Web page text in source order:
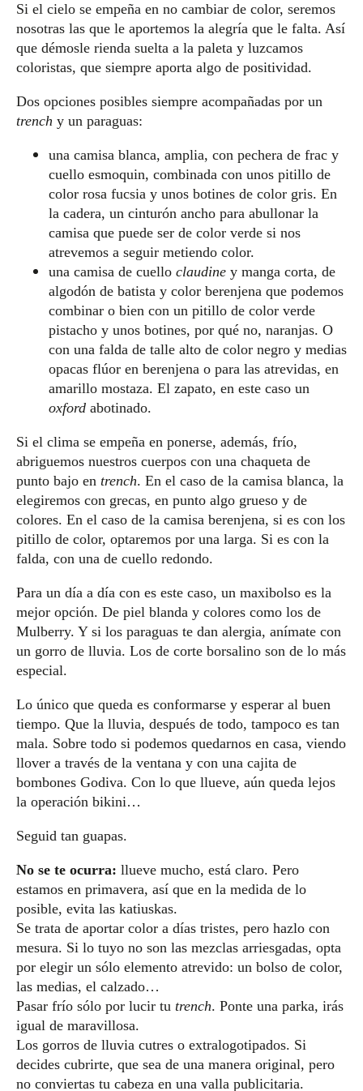
Si el cielo se empeña en no cambiar de color, seremos
nosotras las que le aportemos la alegría que le falta. Así
que démosle rienda suelta a la paleta y luzcamos
coloristas, que siempre aporta algo de positividad.
Dos opciones posibles siempre acompañadas por un
trench y un paraguas:
una camisa blanca, amplia, con pechera de frac y
cuello esmoquin, combinada con unos pitillo de
color rosa fucsia y unos botines de color gris. En
la cadera, un cinturón ancho para abullonar la
camisa que puede ser de color verde si nos
atrevemos a seguir metiendo color.
una camisa de cuello claudine y manga corta, de
algodón de batista y color berenjena que podemos
combinar o bien con un pitillo de color verde
pistacho y unos botines, por qué no, naranjas. O
con una falda de talle alto de color negro y medias
opacas flúor en berenjena o para las atrevidas, en
amarillo mostaza. El zapato, en este caso un
oxford abotinado.
Si el clima se empeña en ponerse, además, frío,
abriguemos nuestros cuerpos con una chaqueta de
punto bajo en trench. En el caso de la camisa blanca, la
elegiremos con grecas, en punto algo grueso y de
colores. En el caso de la camisa berenjena, si es con los
pitillo de color, optaremos por una larga. Si es con la
falda, con una de cuello redondo.
Para un día a día con es este caso, un maxibolso es la
mejor opción. De piel blanda y colores como los de
Mulberry. Y si los paraguas te dan alergia, anímate con
un gorro de lluvia. Los de corte borsalino son de lo más
especial.
Lo único que queda es conformarse y esperar al buen
tiempo. Que la lluvia, después de todo, tampoco es tan
mala. Sobre todo si podemos quedarnos en casa, viendo
llover a través de la ventana y con una cajita de
bombones Godiva. Con lo que llueve, aún queda lejos
la operación bikini…
Seguid tan guapas.
No se te ocurra: llueve mucho, está claro. Pero
estamos en primavera, así que en la medida de lo
posible, evita las katiuskas.
Se trata de aportar color a días tristes, pero hazlo con
mesura. Si lo tuyo no son las mezclas arriesgadas, opta
por elegir un sólo elemento atrevido: un bolso de color,
las medias, el calzado…
Pasar frío sólo por lucir tu trench. Ponte una parka, irás
igual de maravillosa.
Los gorros de lluvia cutres o extralogotipados. Si
decides cubrirte, que sea de una manera original, pero
no conviertas tu cabeza en una valla publicitaria.